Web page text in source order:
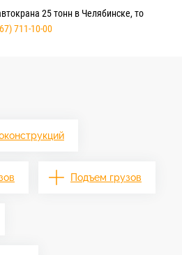
25 тонн в Челябинске, то
711-10-00
Подъем грузов